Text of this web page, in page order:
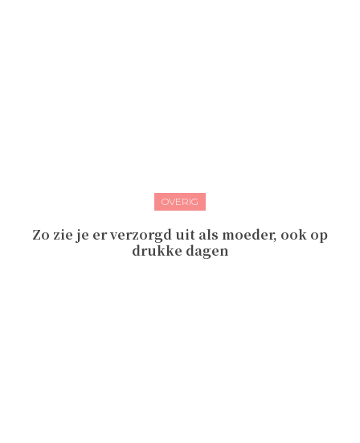
OVERIG
Zo zie je er verzorgd uit als moeder, ook op
drukke dagen